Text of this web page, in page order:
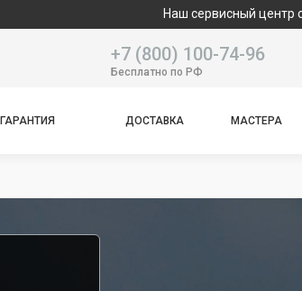
Наш сервисный центр
+7 (800) 100-74-96
Бесплатно по РФ
ГАРАНТИЯ ДОСТАВКА МАСТЕРА